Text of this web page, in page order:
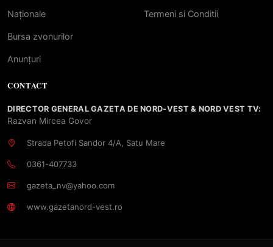
Naționale
Bursa zvonurilor
Anunțuri
Termeni si Conditii
CONTACT
DIRECTOR GENERAL GAZETA DE NORD-VEST & NORD VEST TV:
Razvan Mircea Govor
Strada Petofi Sandor 4/A, Satu Mare
0361-407733
gazeta_nv@yahoo.com
www.gazetanord-vest.ro